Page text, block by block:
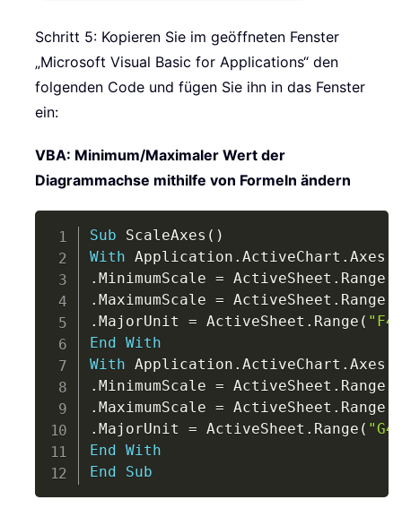
Schritt 5: Kopieren Sie im geöffneten Fenster
„Microsoft Visual Basic for Applications“ den
folgenden Code und fügen Sie ihn in das Fenster
ein:
VBA: Minimum/Maximaler Wert der
Diagrammachse mithilfe von Formeln ändern
Sub ScaleAxes ( )
With Application . ActiveChart . Axes
. MinimumScale = ActiveSheet . Range
. MaximumScale = ActiveSheet . Range
. MajorUnit = ActiveSheet . Range (
End With
With Application . ActiveChart . Axes
. MinimumScale = ActiveSheet . Range
. MaximumScale = ActiveSheet . Range
. MajorUnit = ActiveSheet . Range (
End With
End
Sub